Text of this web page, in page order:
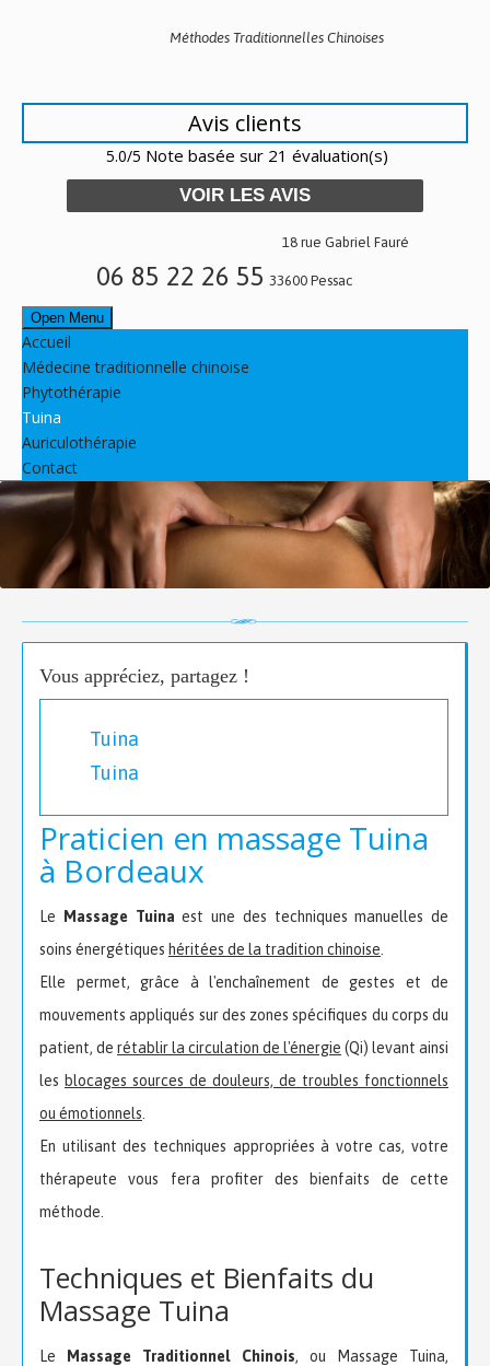
Méthodes Traditionnelles Chinoises
Avis clients
5.0/5 Note basée sur 21 évaluation(s)
VOIR LES AVIS
06 85 22 26 55
18 rue Gabriel Fauré
33600 Pessac
Open Menu
Accueil
Médecine traditionnelle chinoise
Phytothérapie
Tuina
Auriculothérapie
Contact
Vous appréciez, partagez !
Tuina
Tuina
Praticien en massage Tuina
à Bordeaux
Le Massage Tuina est une des techniques manuelles de
soins énergétiques héritées de la tradition chinoise
Elle permet, grâce à l'enchaînement de gestes et de
mouvements appliqués sur des zones spécifiques du corps du
patient, de rétablir la circulation de l'énergie (Qi) levant ainsi
les blocages sources de douleurs, de troubles fonctionnels
ou émotionnels
En utilisant des techniques appropriées à votre cas, votre
thérapeute vous fera profiter des bienfaits de cette
méthode.
Techniques et Bienfaits du
Massage Tuina
Le Massage Traditionnel Chinois, ou Massage Tuina,